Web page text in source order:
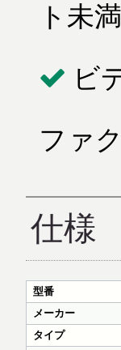
ト未
ビ
ファ
仕様
型番
メーカー
タイプ